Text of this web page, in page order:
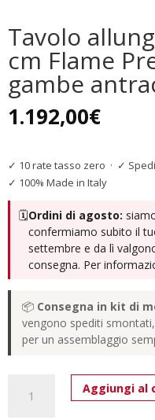
Tavolo
cm Flame
gambe
1.192,00€
✓ 10 rate tasso zero · ✓
✓ 100% Made in Italy
🗓️Ordini di agosto:
confermiamo subito il
settembre e da lì
consegna. Per
📦 Consegna in kit di
vengono spediti
per un assemblaggio
allungabile
Aggiungi al